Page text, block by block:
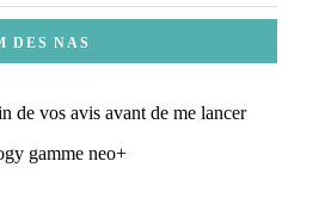
DES NAS
de vos avis avant de me lancer
gamme neo+